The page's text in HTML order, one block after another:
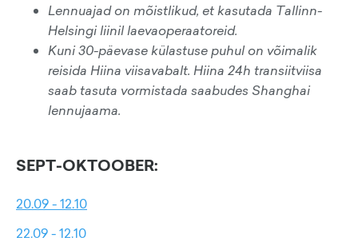
Lennuajad on mõistlikud, et kasutada Tallinn-
Helsingi liinil laevaoperaatoreid.
Kuni 30-päevase külastuse puhul on võimalik
reisida Hiina viisavabalt. Hiina 24h transiitviisa
saab tasuta vormistada saabudes Shanghai
lennujaama.
SEPT-OKTOOBER:
20.09 - 12.10
22.09 - 12.10